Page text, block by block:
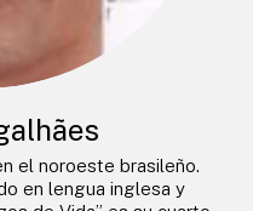
el noroeste brasileño.
en lengua inglesa y